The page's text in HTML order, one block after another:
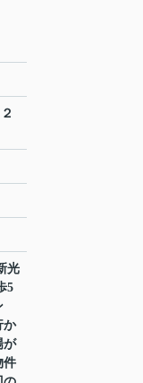
光
5
か
が
件